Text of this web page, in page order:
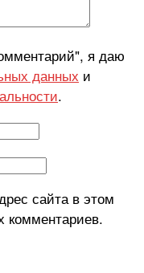
я даю
данных и
.
сайта в этом
комментариев.